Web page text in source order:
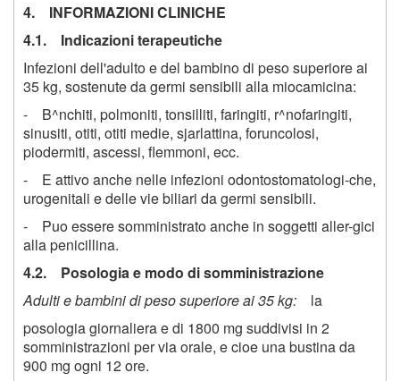
4. INFORMAZIONI CLINICHE
4.1. Indicazioni terapeutiche
Infezioni dell'adulto e del bambino di peso superiore ai
35 kg, sostenute da germi sensibili alla miocamicina:
- B^nchiti, polmoniti, tonsilliti, faringiti, r^nofaringiti,
sinusiti, otiti, otiti medie, sjarlattina, foruncolosi,
piodermiti, ascessi, flemmoni, ecc.
- E attivo anche nelle infezioni odontostomatologi-che,
urogenitali e delle vie biliari da germi sensibili.
- Puo essere somministrato anche in soggetti aller-gici
alla penicillina.
4.2. Posologia e modo di somministrazione
Adulti e bambini di peso superiore ai 35 kg: la
posologia giornaliera e di 1800 mg suddivisi in 2
somministrazioni per via orale, e cioe una bustina da
900 mg ogni 12 ore.